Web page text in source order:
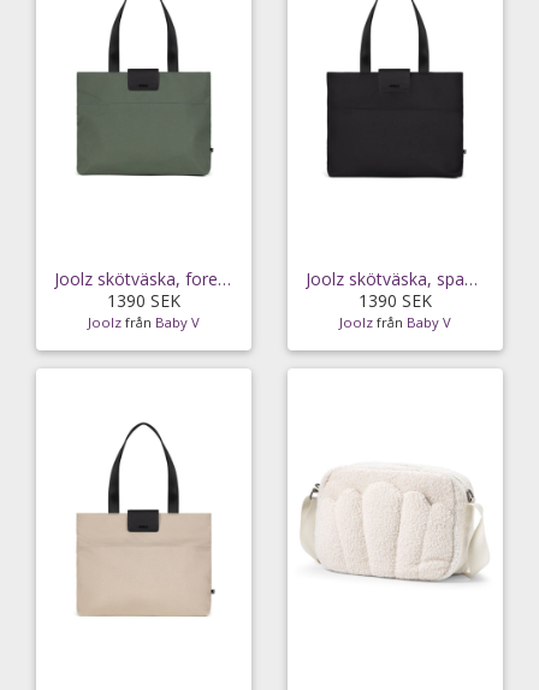
Joolz skötväska, forest green
1390 SEK
Joolz från Baby V
Joolz skötväska, space black
1390 SEK
Joolz från Baby V